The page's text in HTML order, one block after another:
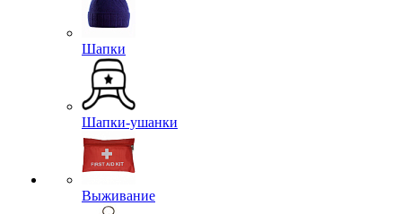
Шапки
Шапки-ушанки
Выживание